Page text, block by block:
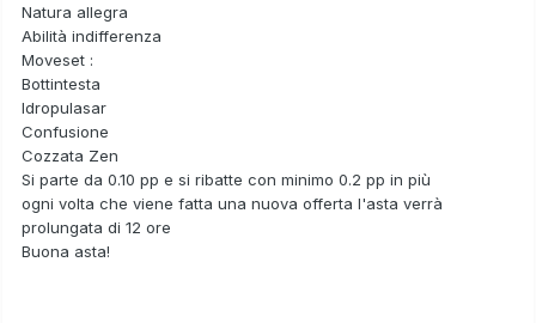
Natura allegra
Abilità indifferenza
Moveset :
Bottintesta
Idropulasar
Confusione
Cozzata Zen
Si parte da 0.10 pp e si ribatte con minimo 0.2 pp in più
ogni volta che viene fatta una nuova offerta l'asta verrà
prolungata di 12 ore
Buona asta!